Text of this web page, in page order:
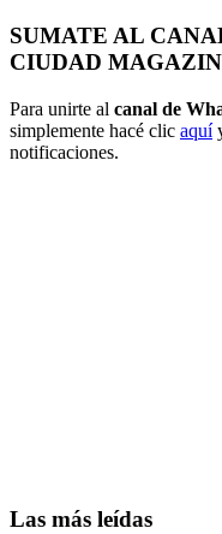
SUMATE AL
CIUDAD
Para unirte al canal de
simplemente hacé clic aquí
notificaciones.
Las más leídas